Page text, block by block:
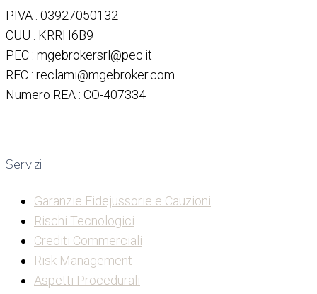
P.IVA : 03927050132
CUU : KRRH6B9
PEC : mgebrokersrl@pec.it
REC : reclami@mgebroker.com
Numero REA : CO-407334
Servizi
Garanzie Fidejussorie e Cauzioni
Rischi Tecnologici
Crediti Commerciali
Risk Management
Aspetti Procedurali